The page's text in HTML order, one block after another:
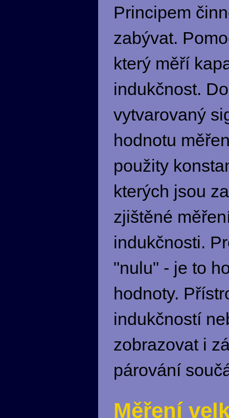
Principem
zabývat.
který měří
indukčnost.
vytvarovaný
hodnotu
použity
kterých jsou
zjištěné
indukčnosti.
"nulu" - je to
hodnoty.
indukčností
zobrazovat i
párování
Měření